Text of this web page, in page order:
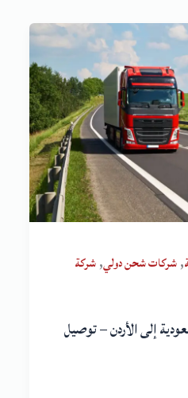
,شركات شحن دولي,شركة
إلى الأردن – توصيل